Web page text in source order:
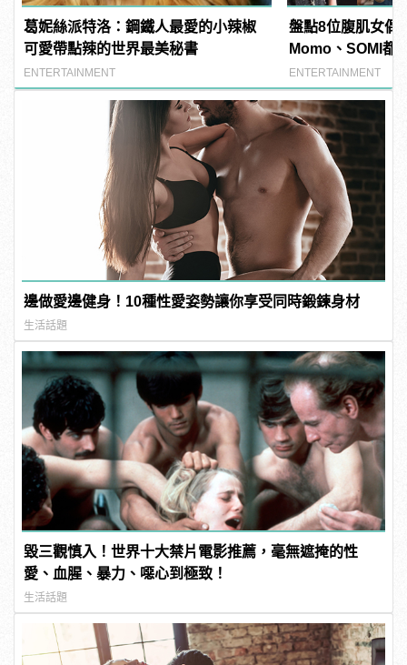
葛妮絲派特洛：鋼鐵人最愛的小辣椒
可愛帶點辣的世界最美秘書
ENTERTAINMENT
盤點8位腹肌女偶
Momo、SOMI都
ENTERTAINMENT
邊做愛邊健身！10種性愛姿勢讓你享受同時鍛鍊身材
生活話題
毀三觀慎入！世界十大禁片電影推薦，毫無遮掩的性
愛、血腥、暴力、噁心到極致！
生活話題